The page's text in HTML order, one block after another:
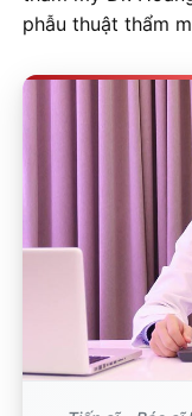
phẫu thuật thẩm